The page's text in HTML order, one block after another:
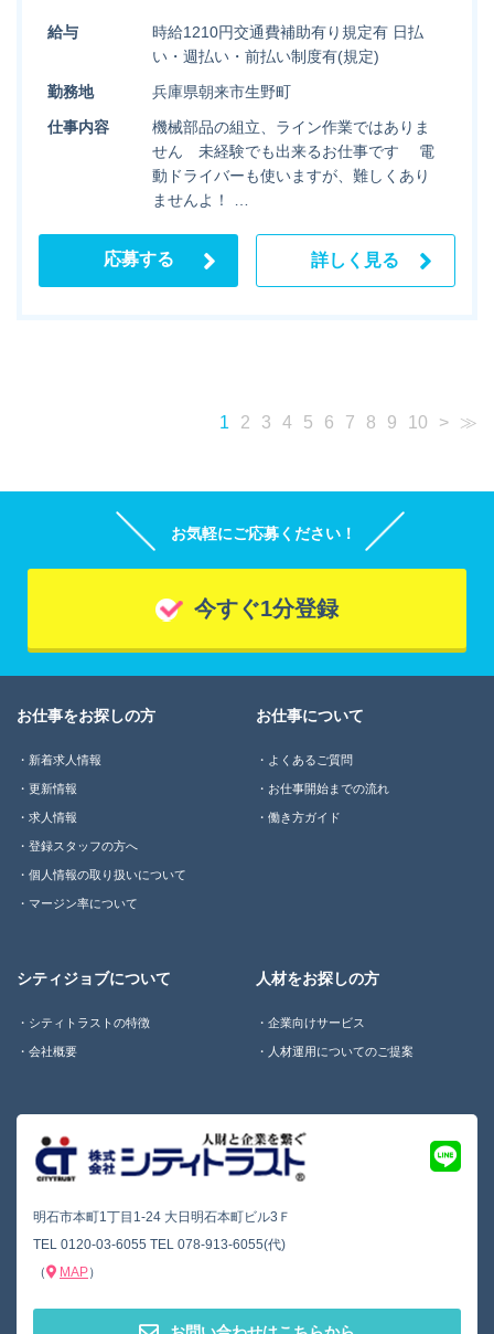
給与
時給1210円交通費補助有り規定有 日払
い・週払い・前払い制度有(規定)
勤務地
兵庫県朝来市生野町
仕事内容
機械部品の組立、ライン作業ではありま
せん 未経験でも出来るお仕事です 電
動ドライバーも使いますが、難しくあり
ませんよ！ …
応募する 詳しく見る
1 2 3 4 5 6 7 8 9 10 > ≫
お気軽にご応募ください！
今すぐ1分登録
明石市本町1丁目1-24 大日明石本町ビル3Ｆ
TEL 0120-03-6055 TEL 078-913-6055(代)
（
MAP）
お仕事をお探しの方
新着求人情報
更新情報
求人情報
登録スタッフの方へ
個人情報の取り扱いについて
マージン率について
お仕事について
よくあるご質問
お仕事開始までの流れ
働き方ガイド
シティジョブについて
シティトラストの特徴
会社概要
人材をお探しの方
企業向けサービス
人材運用についてのご提案